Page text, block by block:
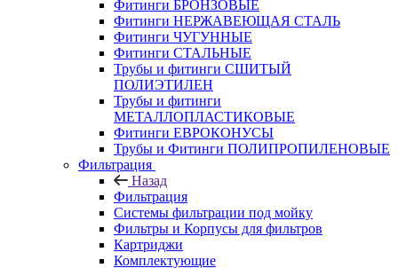
Фитинги БРОНЗОВЫЕ
Фитинги НЕРЖАВЕЮЩАЯ СТАЛЬ
Фитинги ЧУГУННЫЕ
Фитинги СТАЛЬНЫЕ
Трубы и фитинги СШИТЫЙ
ПОЛИЭТИЛЕН
Трубы и фитинги
МЕТАЛЛОПЛАСТИКОВЫЕ
Фитинги ЕВРОКОНУСЫ
Трубы и Фитинги ПОЛИПРОПИЛЕНОВЫЕ
Фильтрация
Назад
Фильтрация
Системы фильтрации под мойку
Фильтры и Корпусы для фильтров
Картриджи
Комплектующие